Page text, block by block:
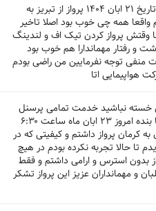
سلام من در تاریخ ۲۱ ابان ۱۴۰۴ پرواز از تبریز به
همه چی خوب بود اصلا تاخیر
وقتش پرواز کردن تیک اف و لندینگ
و رفتار مهماندارا هم خوب بود
منفی توجه نفرمایین من راضی بودم
هواپیمایی اتا
نباشید خدمت تمامی پرسنل
هواپیمایی اتا بنده امروز ۲۳ ابان ماه ساعت ۶:۳۰
به کرمان پرواز داشتم و کیفیتی که در
تا حالا تجربه نکرده بودم در هیچ
بدون استرس و ارامی داشتم و فقط
و مهمانداران عزیز این پرواز تشکر